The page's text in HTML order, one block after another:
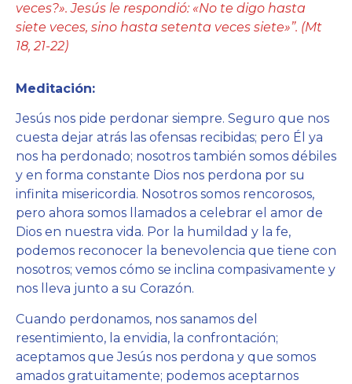
veces?». Jesús le respondió: «No te digo hasta
siete veces, sino hasta setenta veces siete»”. (Mt
18, 21-22)
Meditación:
Jesús nos pide perdonar siempre. Seguro que nos
cuesta dejar atrás las ofensas recibidas; pero Él ya
nos ha perdonado; nosotros también somos débiles
y en forma constante Dios nos perdona por su
infinita misericordia. Nosotros somos rencorosos,
pero ahora somos llamados a celebrar el amor de
Dios en nuestra vida. Por la humildad y la fe,
podemos reconocer la benevolencia que tiene con
nosotros; vemos cómo se inclina compasivamente y
nos lleva junto a su Corazón.
Cuando perdonamos, nos sanamos del
resentimiento, la envidia, la confrontación;
aceptamos que Jesús nos perdona y que somos
amados gratuitamente; podemos aceptarnos